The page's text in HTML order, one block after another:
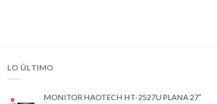
LO ÚLTIMO
MONITOR HAOTECH HT-2527U PLANA 27″